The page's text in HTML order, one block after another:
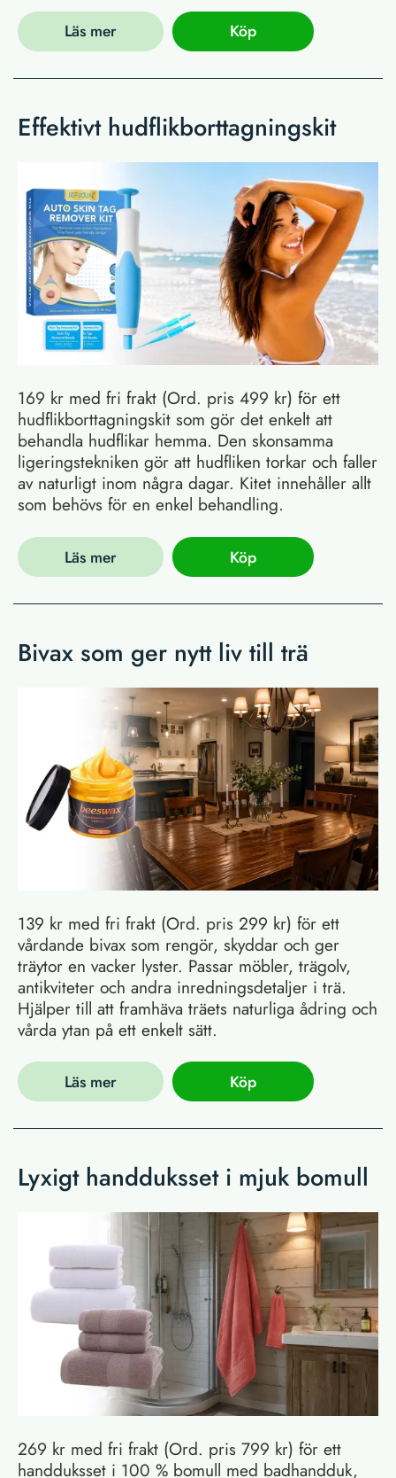
Läs mer Köp
Effektivt hudflikborttagningskit
169 kr med fri frakt (Ord. pris 499 kr) för ett
hudflikborttagningskit som gör det enkelt att
behandla hudflikar hemma. Den skonsamma
ligeringstekniken gör att hudfliken torkar och faller
av naturligt inom några dagar. Kitet innehåller allt
som behövs för en enkel behandling.
Läs mer Köp
Bivax som ger nytt liv till trä
139 kr med fri frakt (Ord. pris 299 kr) för ett
vårdande bivax som rengör, skyddar och ger
träytor en vacker lyster. Passar möbler, trägolv,
antikviteter och andra inredningsdetaljer i trä.
Hjälper till att framhäva träets naturliga ådring och
vårda ytan på ett enkelt sätt.
Läs mer Köp
Lyxigt handduksset i mjuk bomull
269 kr med fri frakt (Ord. pris 799 kr) för ett
handduksset i 100 % bomull med badhandduk,